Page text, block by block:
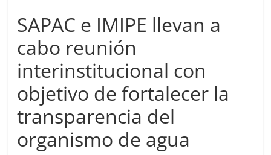
A
C
:.
Sistema
de
Agua
SAPAC e IMIPE llevan a
cabo reunión
interinstitucional con
objetivo de fortalecer la
transparencia del
organismo de agua